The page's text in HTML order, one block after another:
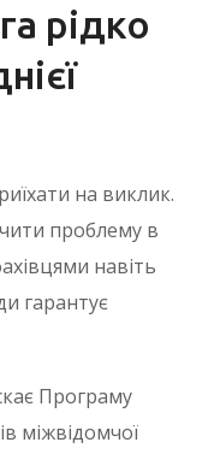
рідко
на виклик.
проблему в
навіть
гарантує
Програму
міжвідомчої